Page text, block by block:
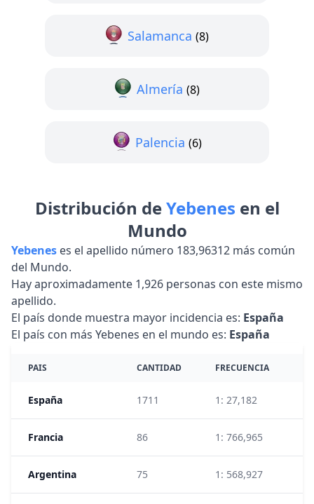
Salamanca (8)
Almería (8)
Palencia (6)
Distribución deYebenes en el
Mundo
Yebenes es el apellido número 183,96312 más común
del Mundo.
Hay aproximadamente 1,926 personas con este mismo
apellido.
El país donde muestra mayor incidencia es: España
El país con más Yebenes en el mundo es: España
PAIS CANTIDAD FRECUENCIA
España 1711 1: 27,182
Francia 86 1: 766,965
Argentina 75 1: 568,927